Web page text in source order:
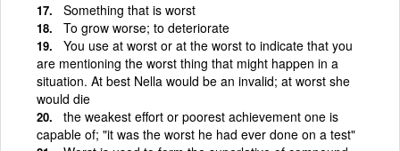
­Something that is worst
To grow worse; to deteriorate
You use at worst or at the worst to indicate that you
are mentioning the worst thing that might happen in a
situation. At best Nella would be an invalid; at worst she
would die
the weakest effort or poorest achievement one is
capable of; "it was the worst he had ever done on a test"